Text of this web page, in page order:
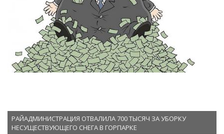
РАЙАДМИНИСТРАЦИЯ ОТВАЛИЛА 700 ТЫСЯЧ ЗА УБОРКУ
НЕСУЩЕСТВУЮЩЕГО СНЕГА В ГОРПАРКЕ